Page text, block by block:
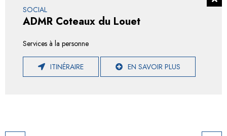
SOCIAL
ADMR Coteaux du Louet
Services à la personne
ITINÉRAIRE EN SAVOIR PLUS